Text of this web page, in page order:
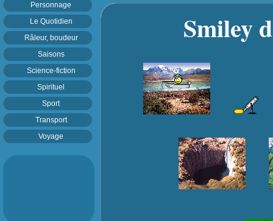
Personnage
Le Quotidien
Râleur, boudeur
Saisons
Science-fiction
Spirituel
Sport
Transport
Voyage
Smiley